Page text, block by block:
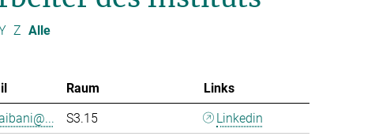
Z Alle
Raum
Links
S3.15
Linkedin